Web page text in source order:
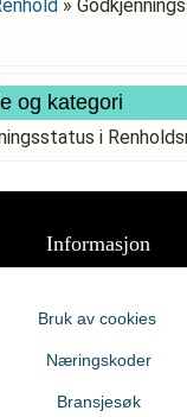
»
og kategori
i
Informasjon
Bruk av cookies
Næringskoder
Bransjesøk